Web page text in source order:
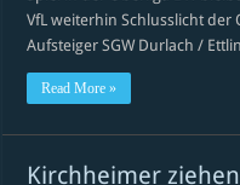
VfL weiterhin Schlusslicht der
Aufsteiger SGW Durlach /
Read More »
Kirchheimer